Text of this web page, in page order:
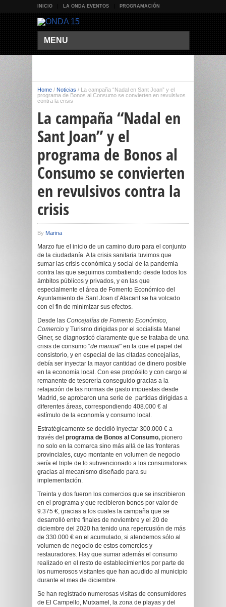
INICIO LA ONDA EVENTOS PROGRAMACIÓN
MENU
Home / Noticias / La campaña “Nadal en Sant Joan” y el
programa de Bonos al Consumo se convierten en revulsivos
contra la crisis
La campaña “Nadal en
Sant Joan” y el
programa de Bonos al
Consumo se convierten
en revulsivos contra la
crisis
By Marina
Marzo fue el inicio de un camino duro para el conjunto
de la ciudadanía. A la crisis sanitaria tuvimos que
sumar las crisis económica y social de la pandemia
contra las que seguimos combatiendo desde todos los
ámbitos públicos y privados, y en las que
especialmente el área de Fomento Económico del
Ayuntamiento de Sant Joan d’Alacant se ha volcado
con el fin de minimizar sus efectos.
Desde las Concejalías de Fomento Económico,
Comercio y Turismo dirigidas por el socialista Manel
Giner, se diagnosticó claramente que se trataba de una
crisis de consumo “de manual”en la que el papel del
consistorio, y en especial de las citadas concejalías,
debía ser inyectar la mayor cantidad de dinero posible
en la economía local. Con ese propósito y con cargo al
remanente de tesorería conseguido gracias a la
relajación de las normas de gasto impuestas desde
Madrid, se aprobaron una serie de partidas dirigidas a
diferentes áreas, correspondiendo 408.000 € al
estímulo de la economía y consumo local.
Estratégicamente se decidió inyectar 300.000 € a
través del programa de Bonos al Consumo, pionero
no solo en la comarca sino más allá de las fronteras
provinciales, cuyo montante en volumen de negocio
sería el triple de lo subvencionado a los consumidores
gracias al mecanismo diseñado para su
implementación.
Treinta y dos fueron los comercios que se inscribieron
en el programa y que recibieron bonos por valor de
9.375 €, gracias a los cuales la campaña que se
desarrolló entre finales de noviembre y el 20 de
diciembre del 2020 ha tenido una repercusión de más
de 330.000 € en el acumulado, si atendemos sólo al
volumen de negocio de estos comercios y
restauradores. Hay que sumar además el consumo
realizado en el resto de establecimientos por parte de
los numerosos visitantes que han acudido al municipio
durante el mes de diciembre.
Se han registrado numerosas visitas de consumidores
de El Campello, Mutxamel, la zona de playas y del